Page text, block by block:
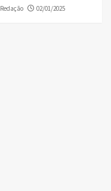
Redação 02/01/2025